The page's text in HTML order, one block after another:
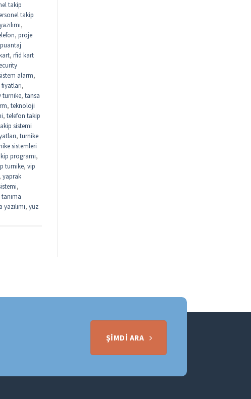
takip
takip
,
, proje
puantaj
, rfid kart
alarm,
,
turnike, tansa
, teknoloji
, telefon takip
sistemi
, turnike
sistemleri
programı,
turnike, vip
, yaprak
,
, yüz
ŞIMDI ARA